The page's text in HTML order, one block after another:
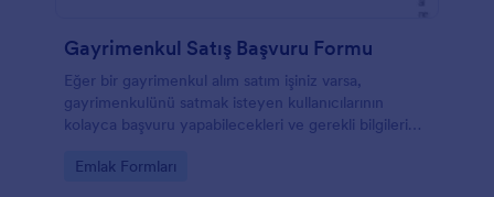
Gayrimenkul Satış Başvuru Formu
Eğer bir gayrimenkul alım satım işiniz varsa,
gayrimenkulünü satmak isteyen kullanıcılarının
kolayca başvuru yapabilecekleri ve gerekli bilgileri
Go to Category:
Emlak Formları